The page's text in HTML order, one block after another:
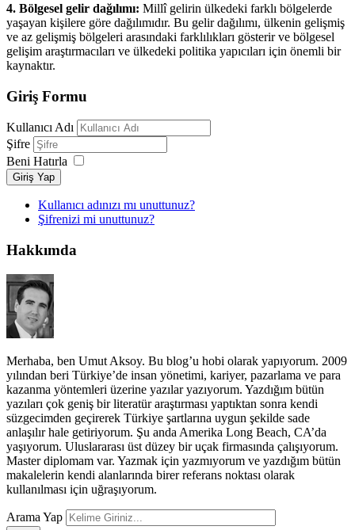
4. Bölgesel gelir dağılımı: Millî gelirin ülkedeki farklı bölgelerde
yaşayan kişilere göre dağılımıdır. Bu gelir dağılımı, ülkenin gelişmiş
ve az gelişmiş bölgeleri arasındaki farklılıkları gösterir ve bölgesel
gelişim araştırmacıları ve ülkedeki politika yapıcıları için önemli bir
kaynaktır.
Giriş Formu
Kullanıcı Adı
Şifre
Beni Hatırla
Giriş Yap
Kullanıcı adınızı mı unuttunuz?
Şifrenizi mi unuttunuz?
Hakkımda
Merhaba, ben Umut Aksoy. Bu blog’u hobi olarak yapıyorum. 2009
yılından beri Türkiye’de insan yönetimi, kariyer, pazarlama ve para
kazanma yöntemleri üzerine yazılar yazıyorum. Yazdığım bütün
yazıları çok geniş bir literatür araştırması yaptıktan sonra kendi
süzgecimden geçirerek Türkiye şartlarına uygun şekilde sade
anlaşılır hale getiriyorum. Şu anda Amerika Long Beach, CA’da
yaşıyorum. Uluslararası üst düzey bir uçak firmasında çalışıyorum.
Master diplomam var. Yazmak için yazmıyorum ve yazdığım bütün
makalelerin kendi alanlarında birer referans noktası olarak
kullanılması için uğraşıyorum.
Arama Yap